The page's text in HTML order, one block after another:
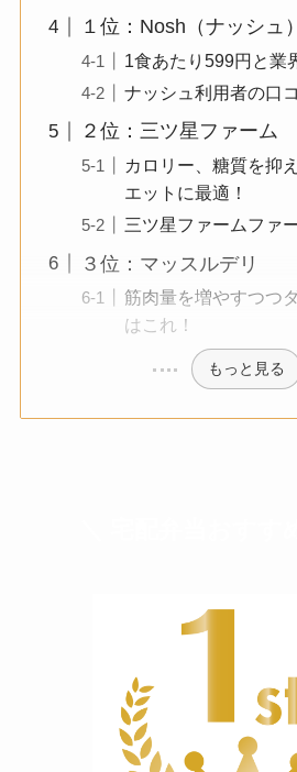
１位：Nosh（ナッシュ）
1食あたり599円と業
ナッシュ利用者の口
２位：三ツ星ファーム
カロリー、糖質を抑
エットに最適！
三ツ星ファームファ
３位：マッスルデリ
筋肉量を増やすつつ
はこれ！
もっと見る